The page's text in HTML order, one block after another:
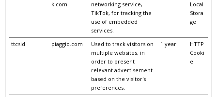
k.com
networking service,
TikTok, for tracking the
use of embedded
services.
Local
Stora
ge
ttcsid piaggio.com
Used to track visitors on
multiple websites, in
order to present
relevant advertisement
based on the visitor's
preferences.
1 year
HTTP
Cooki
e